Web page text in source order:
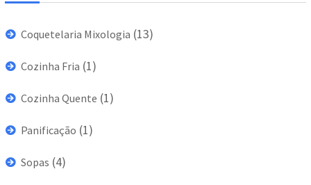
Coquetelaria Mixologia (13)
Cozinha Fria (1)
Cozinha Quente (1)
Panificação (1)
Sopas (4)